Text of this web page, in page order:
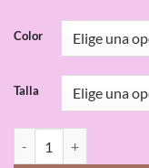
Color
Talla